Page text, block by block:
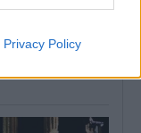
Privacy Policy